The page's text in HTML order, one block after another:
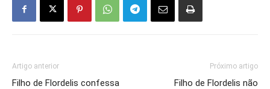
Artigo anterior
Filho de Flordelis confessa
Próximo artigo
Filho de Flordelis não